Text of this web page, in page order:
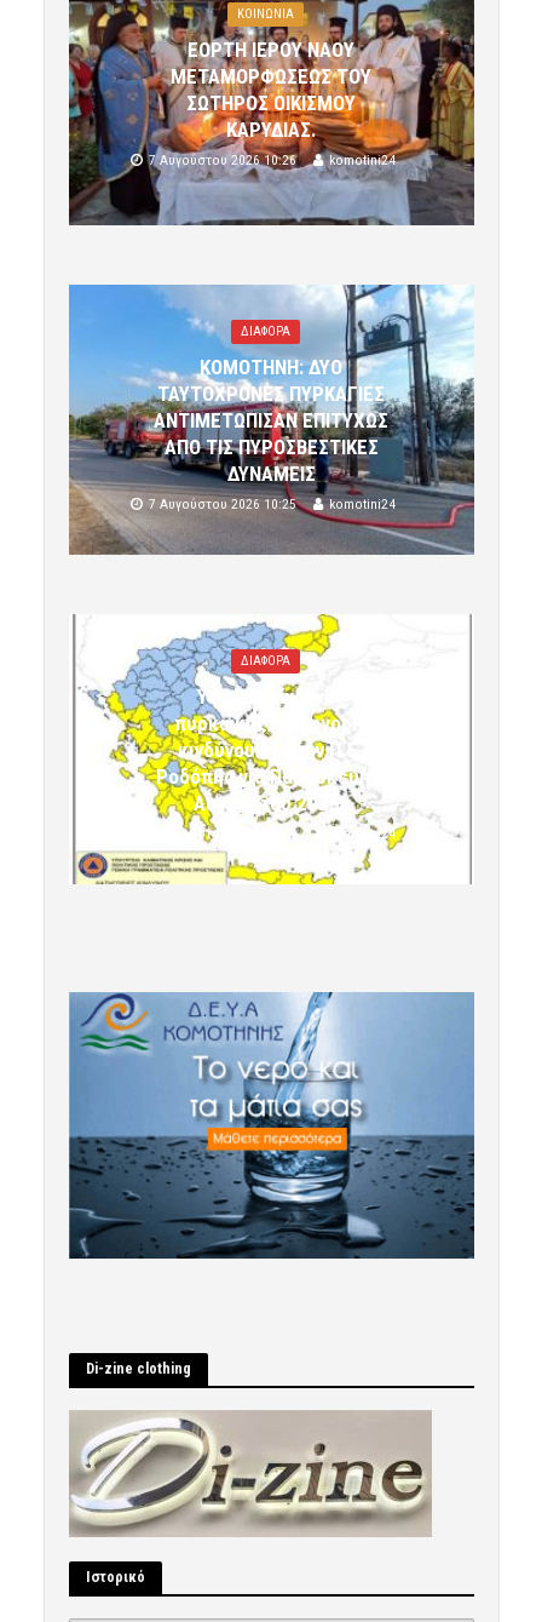
ΚΟΙΝΩΝΙΑ
ΕΟΡΤΗ ΙΕΡΟΥ ΝΑΟΥ
ΜΕΤΑΜΟΡΦΩΣΕΩΣ ΤΟΥ
ΣΩΤΗΡΟΣ ΟΙΚΙΣΜΟΥ
ΚΑΡΥΔΙΑΣ.
7 Αυγούστου 2026 10:26 komotini24
ΔΙΑΦΟΡΑ
ΚΟΜΟΤΗΝΗ: ΔΥΟ
ΤΑΥΤΟΧΡΟΝΕΣ ΠΥΡΚΑΓΙΕΣ
ΑΝΤΙΜΕΤΩΠΙΣΑΝ ΕΠΙΤΥΧΩΣ
ΑΠΟ ΤΙΣ ΠΥΡΟΣΒΕΣΤΙΚΕΣ
ΔΥΝΑΜΕΙΣ
7 Αυγούστου 2026 10:25 komotini24
ΔΙΑΦΟΡΑ
Υψηλός κίνδυνος
πυρκαγιάς (κατηγορία
κινδύνου 3) στην Π.Ε.
Ροδόπης για Παρασκευή 7
Αυγούστου 2026»
7 Αυγούστου 2026 10:24 komotini24
Di-zine clothing
Ιστορικό